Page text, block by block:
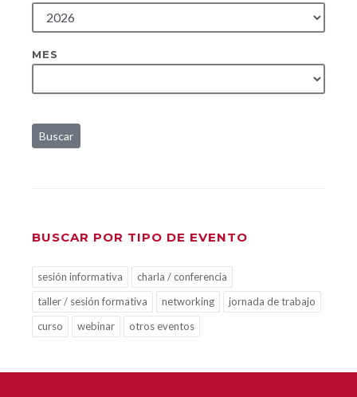
MES
Buscar
BUSCAR POR TIPO DE EVENTO
sesión informativa
charla / conferencia
taller / sesión formativa
networking
jornada de trabajo
curso
webinar otros eventos